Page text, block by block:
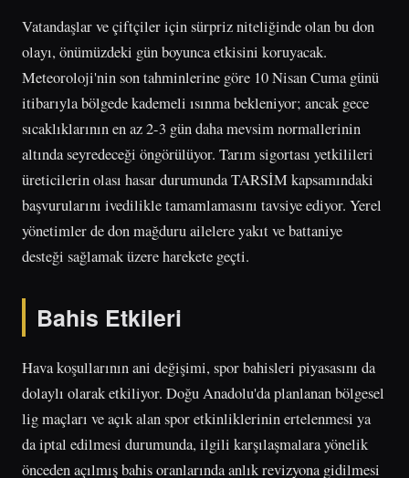
Vatandaşlar ve çiftçiler için sürpriz niteliğinde olan bu don
olayı, önümüzdeki gün boyunca etkisini koruyacak.
Meteoroloji'nin son tahminlerine göre 10 Nisan Cuma günü
itibarıyla bölgede kademeli ısınma bekleniyor; ancak gece
sıcaklıklarının en az 2-3 gün daha mevsim normallerinin
altında seyredeceği öngörülüyor. Tarım sigortası yetkilileri
üreticilerin olası hasar durumunda TARSİM kapsamındaki
başvurularını ivedilikle tamamlamasını tavsiye ediyor. Yerel
yönetimler de don mağduru ailelere yakıt ve battaniye
desteği sağlamak üzere harekete geçti.
Bahis Etkileri
Hava koşullarının ani değişimi, spor bahisleri piyasasını da
dolaylı olarak etkiliyor. Doğu Anadolu'da planlanan bölgesel
lig maçları ve açık alan spor etkinliklerinin ertelenmesi ya
da iptal edilmesi durumunda, ilgili karşılaşmalara yönelik
önceden açılmış bahis oranlarında anlık revizyona gidilmesi